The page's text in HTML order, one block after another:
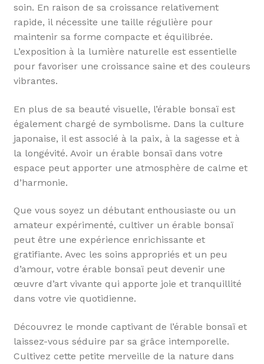
soin. En raison de sa croissance relativement
rapide, il nécessite une taille régulière pour
maintenir sa forme compacte et équilibrée.
L’exposition à la lumière naturelle est essentielle
pour favoriser une croissance saine et des couleurs
vibrantes.
En plus de sa beauté visuelle, l’érable bonsaï est
également chargé de symbolisme. Dans la culture
japonaise, il est associé à la paix, à la sagesse et à
la longévité. Avoir un érable bonsaï dans votre
espace peut apporter une atmosphère de calme et
d’harmonie.
Que vous soyez un débutant enthousiaste ou un
amateur expérimenté, cultiver un érable bonsaï
peut être une expérience enrichissante et
gratifiante. Avec les soins appropriés et un peu
d’amour, votre érable bonsaï peut devenir une
œuvre d’art vivante qui apporte joie et tranquillité
dans votre vie quotidienne.
Découvrez le monde captivant de l’érable bonsaï et
laissez-vous séduire par sa grâce intemporelle.
Cultivez cette petite merveille de la nature dans